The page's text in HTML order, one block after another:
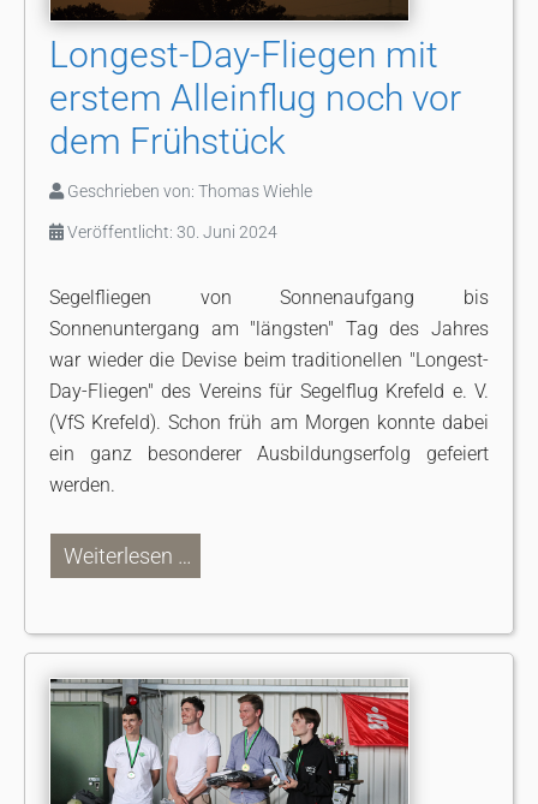
Longest-Day-Fliegen mit
erstem Alleinflug noch vor
dem Frühstück
Geschrieben von: Thomas Wiehle
Veröffentlicht: 30. Juni 2024
Segelfliegen von Sonnenaufgang bis
Sonnenuntergang am "längsten" Tag des Jahres
war wieder die Devise beim traditionellen "Longest-
Day-Fliegen" des Vereins für Segelflug Krefeld e. V.
(VfS Krefeld). Schon früh am Morgen konnte dabei
ein ganz besonderer Ausbildungserfolg gefeiert
werden.
Weiterlesen …